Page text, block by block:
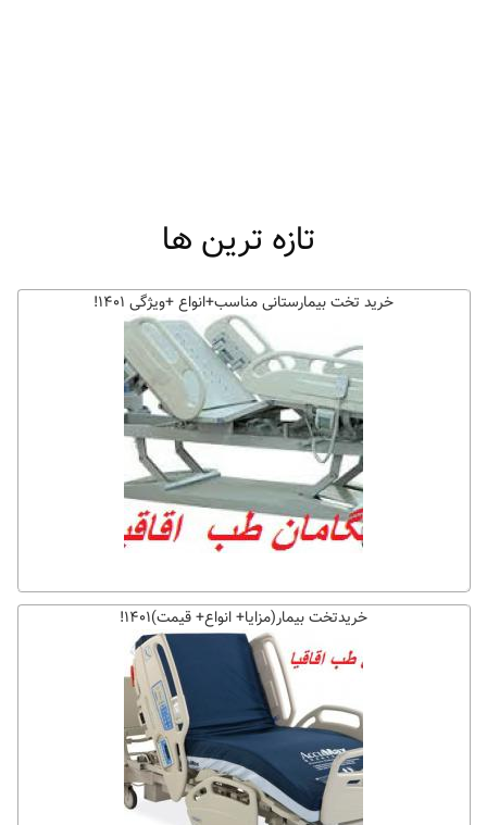
تازه ترین ها
خرید تخت بیمارستانی مناسب+انواع +ویژگی ۱۴۰۱!
خریدتخت بیمار(مزایا+ انواع+ قیمت)۱۴۰۱!